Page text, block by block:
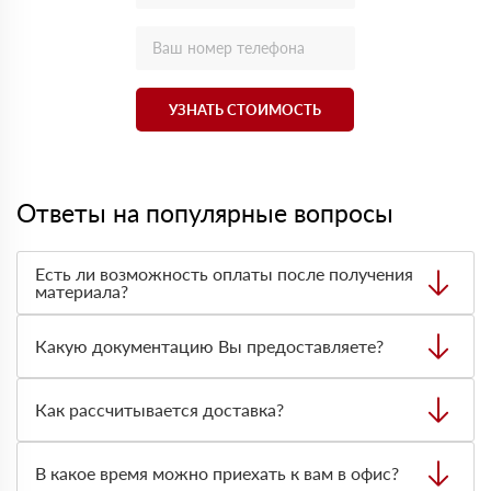
УЗНАТЬ СТОИМОСТЬ
Ответы на популярные вопросы
Есть ли возможность оплаты после получения
материала?
оплата по факту получения товара. При этом, если
доставленный товар был ненадлежащего качества, то
Вы вправе от него отказаться.
Какую документацию Вы предоставляете?
сертификаты и паспорта качества, а также товарно-
транспортную накладную.
Как рассчитывается доставка?
персональный менеджер для уточнения деталей заказа.
В какое время можно приехать к вам в офис?